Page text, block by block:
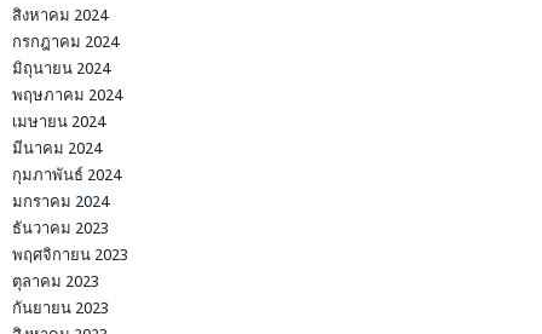
สิงหาคม 2024
กรกฎาคม 2024
มิถุนายน 2024
พฤษภาคม 2024
เมษายน 2024
มีนาคม 2024
กุมภาพันธ์ 2024
มกราคม 2024
ธันวาคม 2023
พฤศจิกายน 2023
ตุลาคม 2023
กันยายน 2023